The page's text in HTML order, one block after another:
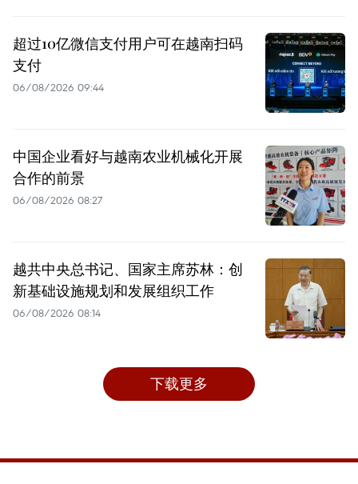
超过10亿微信支付用户可在越南扫码
支付
06/08/2026 09:44
中国企业看好与越南农业机械化开展
合作的前景
06/08/2026 08:27
越共中央总书记、国家主席苏林：创
新基础设施规划和发展组织工作
06/08/2026 08:14
下载更多